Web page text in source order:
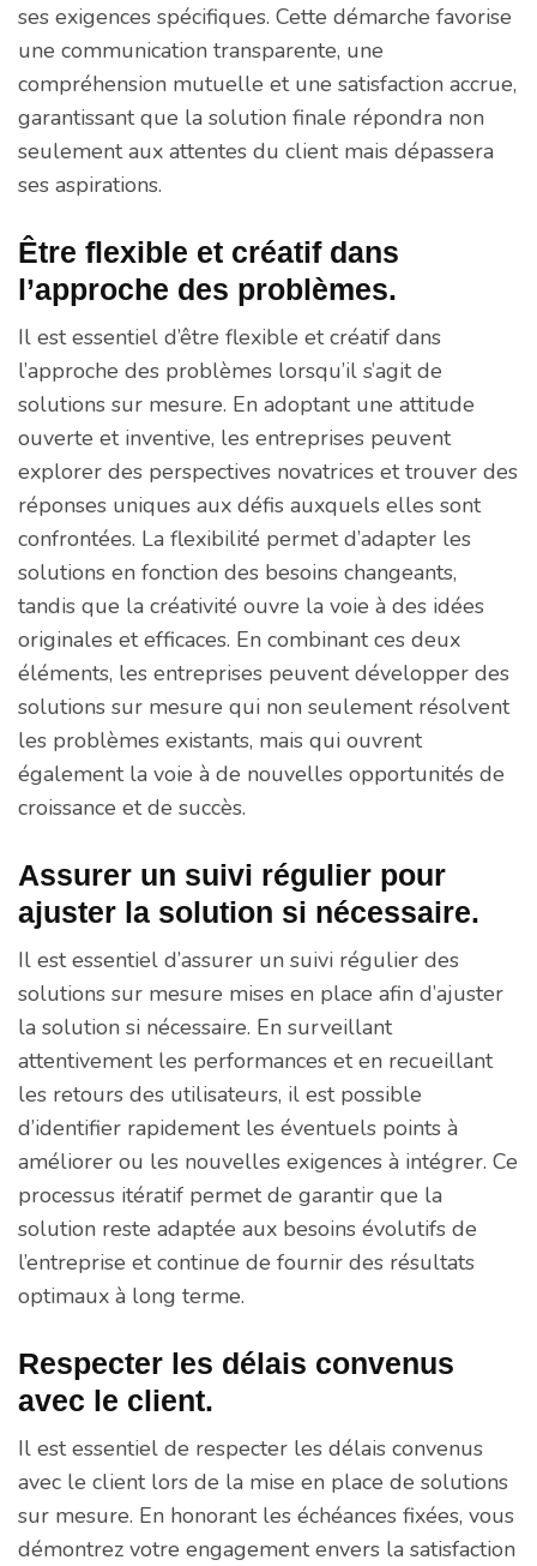
ses exigences spécifiques. Cette démarche favorise
une communication transparente, une
compréhension mutuelle et une satisfaction accrue,
garantissant que la solution finale répondra non
seulement aux attentes du client mais dépassera
ses aspirations.
Être flexible et créatif dans
l’approche des problèmes.
Il est essentiel d’être flexible et créatif dans
l’approche des problèmes lorsqu’il s’agit de
solutions sur mesure. En adoptant une attitude
ouverte et inventive, les entreprises peuvent
explorer des perspectives novatrices et trouver des
réponses uniques aux défis auxquels elles sont
confrontées. La flexibilité permet d’adapter les
solutions en fonction des besoins changeants,
tandis que la créativité ouvre la voie à des idées
originales et efficaces. En combinant ces deux
éléments, les entreprises peuvent développer des
solutions sur mesure qui non seulement résolvent
les problèmes existants, mais qui ouvrent
également la voie à de nouvelles opportunités de
croissance et de succès.
Assurer un suivi régulier pour
ajuster la solution si nécessaire.
Il est essentiel d’assurer un suivi régulier des
solutions sur mesure mises en place afin d’ajuster
la solution si nécessaire. En surveillant
attentivement les performances et en recueillant
les retours des utilisateurs, il est possible
d’identifier rapidement les éventuels points à
améliorer ou les nouvelles exigences à intégrer. Ce
processus itératif permet de garantir que la
solution reste adaptée aux besoins évolutifs de
l’entreprise et continue de fournir des résultats
optimaux à long terme.
Respecter les délais convenus
avec le client.
Il est essentiel de respecter les délais convenus
avec le client lors de la mise en place de solutions
sur mesure. En honorant les échéances fixées, vous
démontrez votre engagement envers la satisfaction